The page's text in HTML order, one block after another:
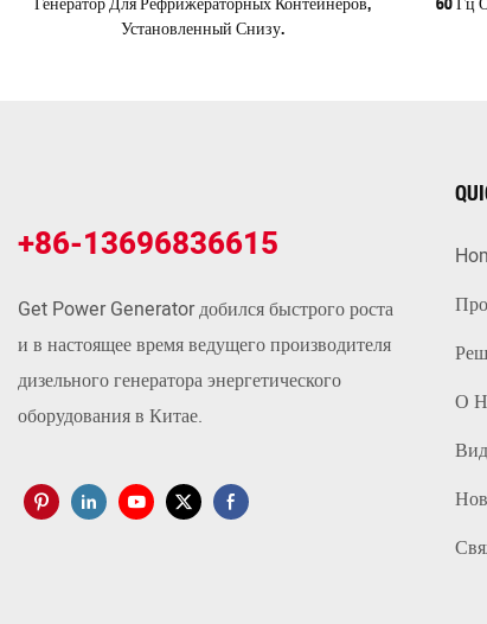
Установленный Снизу.
+86-13696836615
Get Power Generator добился быстрого роста
и в настоящее время ведущего производителя
дизельного генератора энергетического
оборудования в Китае.
О